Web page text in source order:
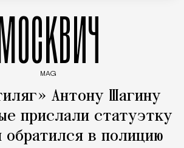
MAG
Антону Шагину
прислали статуэтку
обратился в полицию